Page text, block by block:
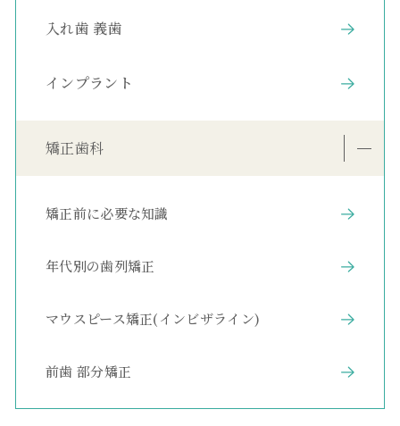
入れ歯 義歯
インプラント
矯正歯科
矯正前に必要な知識
年代別の歯列矯正
マウスピース矯正(インビザライン)
前歯 部分矯正